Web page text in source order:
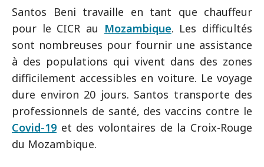
Santos Beni travaille en tant que chauffeur
pour le CICR au Mozambique. Les difficultés
sont nombreuses pour fournir une assistance
à des populations qui vivent dans des zones
difficilement accessibles en voiture. Le voyage
dure environ 20 jours. Santos transporte des
professionnels de santé, des vaccins contre le
Covid-19 et des volontaires de la Croix-Rouge
du Mozambique.